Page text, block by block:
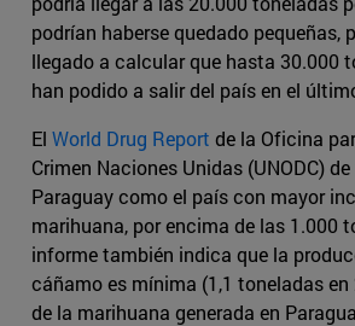
podrían haberse quedado pequeñas,
llegado a calcular que hasta 30.000
han podido a salir del país en el
El World Drug Report de la Oficina
Crimen Naciones Unidas (UNODC)
Paraguay como el país con mayor
marihuana, por encima de las 1.000
informe también indica que la
cáñamo es mínima (1,1 toneladas en
de la marihuana generada en